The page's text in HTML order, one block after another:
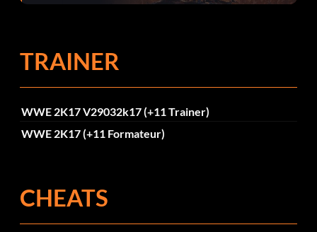
corrections dans la mise à jour 1.0.4
TRAINER
WWE 2K17 V29032k17 (+11 Trainer)
WWE 2K17 (+11 Formateur)
CHEATS